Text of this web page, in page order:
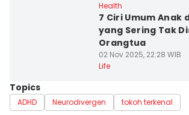
Health
7 Ciri Umum Anak
yang Sering Tak
Orangtua
02 Nov 2025, 22:28 WIB
Life
Topics
ADHD Neurodivergen tokoh terkenal